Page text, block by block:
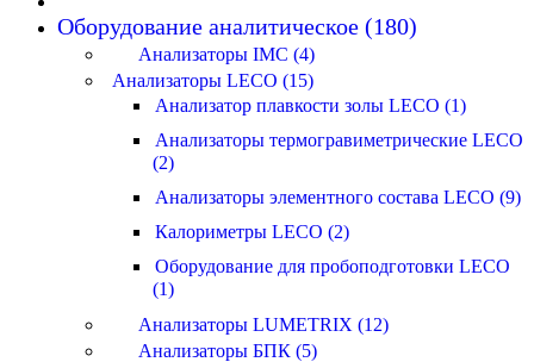
Оборудование аналитическое (180)
Анализаторы IMC (4)
Анализаторы LECO (15)
Анализатор плавкости золы LECO (1)
Анализаторы термогравиметрические LECO
(2)
Анализаторы элементного состава LECO (9)
Калориметры LECO (2)
Оборудование для пробоподготовки LECO
(1)
Анализаторы LUMETRIX (12)
Анализаторы БПК (5)